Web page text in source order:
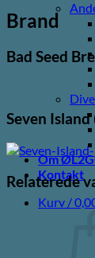
Om
Kontakt
Kurv /
Brand
Bad Seed
Seven Island
Relaterede